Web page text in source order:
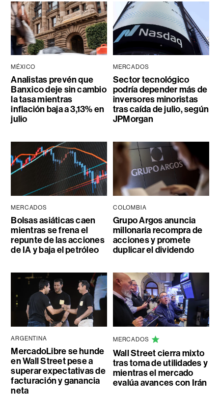
MÉXICO
Analistas prevén que
Banxico deje sin cambio
la tasa mientras
inflación baja a 3,13% en
julio
MERCADOS
Sector tecnológico
podría depender más de
inversores minoristas
tras caída de julio, según
JPMorgan
MERCADOS
Bolsas asiáticas caen
mientras se frena el
repunte de las acciones
de IA y baja el petróleo
COLOMBIA
Grupo Argos anuncia
millonaria recompra de
acciones y promete
duplicar el dividendo
ARGENTINA
MercadoLibre se hunde
en Wall Street pese a
superar expectativas de
facturación y ganancia
neta
MERCADOS
Wall Street cierra mixto
tras toma de utilidades y
mientras el mercado
evalúa avances con Irán